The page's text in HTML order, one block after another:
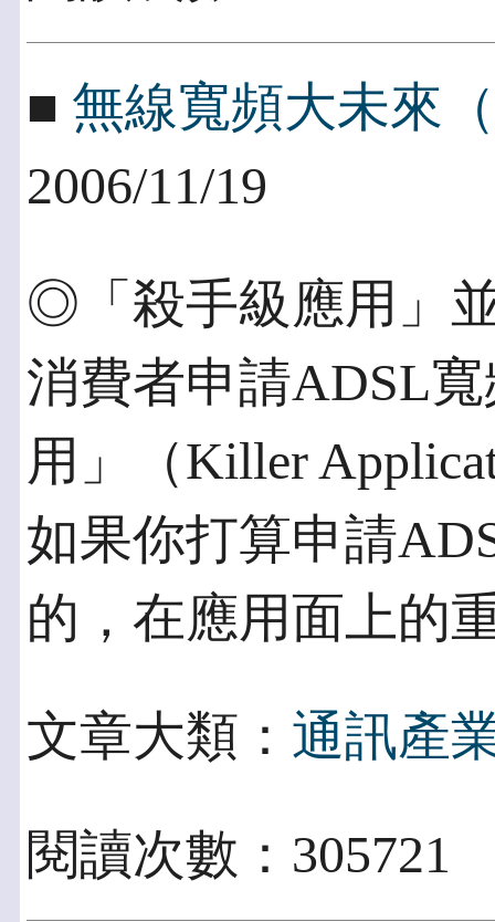
■ 無線寬頻大未來
2006/11/19
◎「殺手級應用」
消費者申請ADSL
用」（Killer
如果你打算申請
的，在應用面上的
文章大類： 通訊產
閱讀次數：